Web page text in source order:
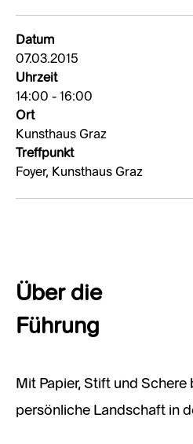
Datum
07.03.2015
Uhrzeit
14:00 - 16:00
Ort
Kunsthaus Graz
Treffpunkt
Foyer, Kunsthaus Graz
Über die
Führung
Mit Papier, Stift und Schere
persönliche Landschaft in